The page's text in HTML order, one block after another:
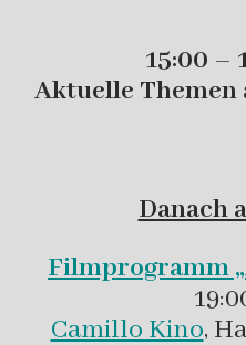
15:00 –
Aktuelle Themen
Danach
Filmprogramm
Camillo Kino,